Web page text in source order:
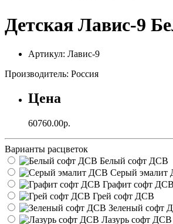
Детская Лавис-9
Артикул: Лавис-9
Производитель: Россия
Цена
60760.00р.
Варианты расцветок
Белый софт ДСВ
Серый эмалит
Графит софт ДСВ
Грей софт ДСВ
Зеленый софт
Лазурь софт ДСВ